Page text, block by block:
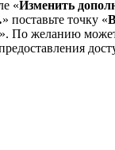
«Изменить
» поставьте точку «
». По желанию